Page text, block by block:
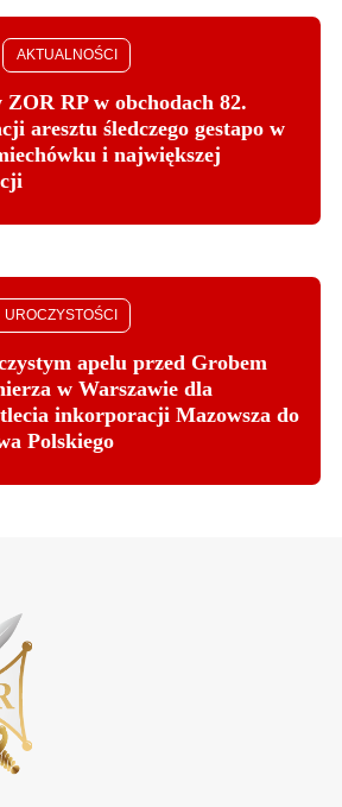
AKTUALNOŚCI
ZOR RP w obchodach 82.
aresztu śledczego gestapo w
i największej
UROCZYSTOŚCI
apelu przed Grobem
w Warszawie dla
inkorporacji Mazowsza do
Polskiego